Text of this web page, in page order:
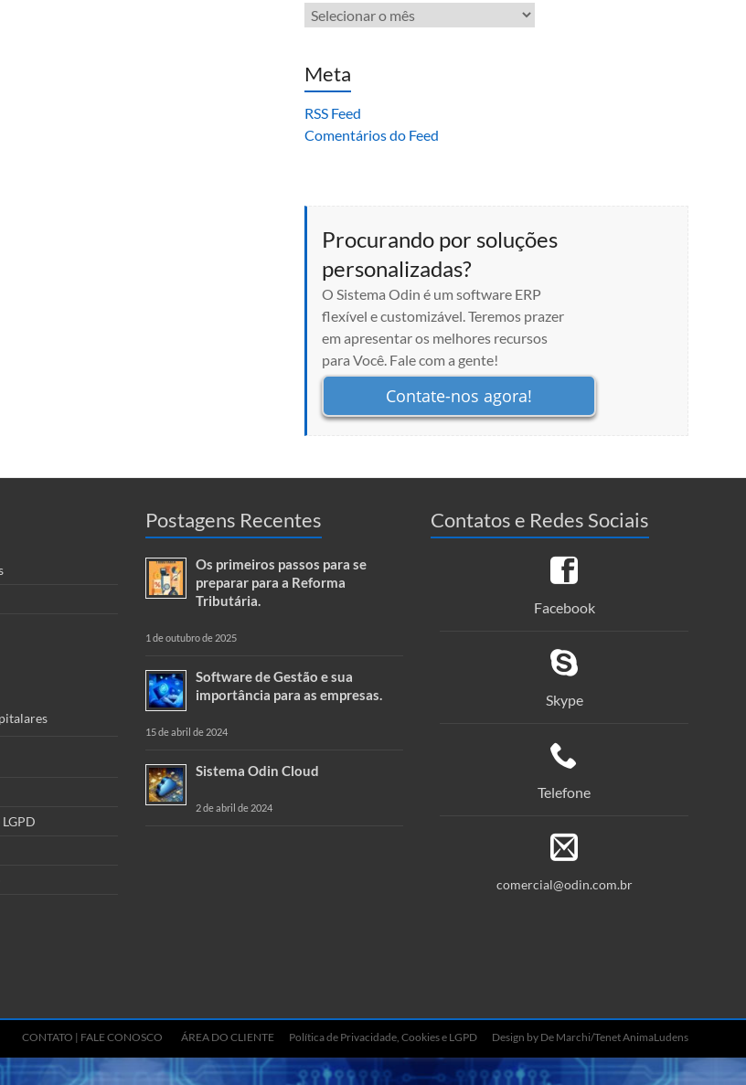
Arquivo
Meta
RSS Feed
Comentários do Feed
Procurando por soluções
personalizadas?
O Sistema Odin é um software ERP
flexível e customizável. Teremos prazer
em apresentar os melhores recursos
para Você. Fale com a gente!
Contate-nos agora!
Postagens Recentes
Os primeiros passos para se
preparar para a Reforma
Tributária.
1 de outubro de 2025
Software de Gestão e sua
importância para as empresas.
15 de abril de 2024
Sistema Odin Cloud
2 de abril de 2024
Contatos e Redes Sociais
Facebook
Skype
Telefone
comercial@odin.com.br
CONTATO | FALE CONOSCO ÁREA DO CLIENTE Política de Privacidade, Cookies e LGPD Design by De Marchi/Tenet AnimaLudens